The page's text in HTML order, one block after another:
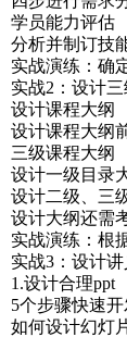
学员能力评估
分析并制订技
实战演练：确
实战2：设计
设计课程大纲
设计课程大纲
三级课程大纲
设计一级目录
设计二级、三
设计大纲还需
实战演练：根
实战3：设计讲
1.设计合理ppt
5个步骤快速开
如何设计幻灯